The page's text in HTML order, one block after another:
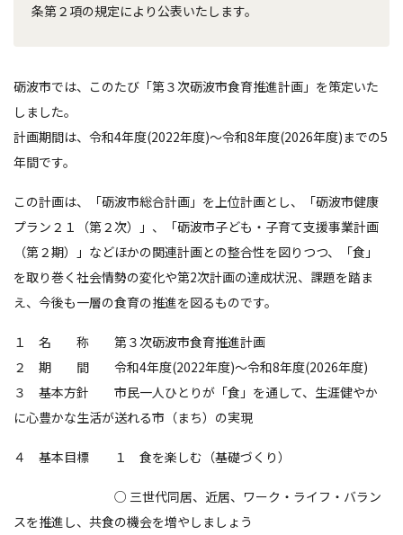
条第２項の規定により公表いたします。
砺波市では、このたび「第３次砺波市食育推進計画」を策定いた
しました。
計画期間は、令和4年度(2022年度)～令和8年度(2026年度)までの5
年間です。
この計画は、「砺波市総合計画」を上位計画とし、「砺波市健康
プラン２１（第２次）」、「砺波市子ども・子育て支援事業計画
（第２期）」などほかの関連計画との整合性を図りつつ、「食」
を取り巻く社会情勢の変化や第2次計画の達成状況、課題を踏ま
え、今後も一層の食育の推進を図るものです。
１ 名 称 第３次砺波市食育推進計画
２ 期 間 令和4年度(2022年度)～令和8年度(2026年度)
３ 基本方針 市民一人ひとりが「食」を通して、生涯健やか
に心豊かな生活が送れる市（まち）の実現
４ 基本目標 １ 食を楽しむ（基礎づくり）
○ 三世代同居、近居、ワーク・ライフ・バラン
スを推進し、共食の機会を増やしましょう